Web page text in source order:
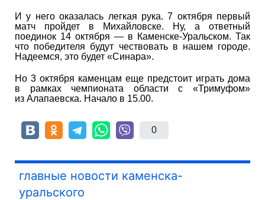
И у него оказалась легкая рука. 7 октября первый
матч пройдет в Михайловске. Ну, а ответный
поединок 14 октября — в Каменске-Уральском. Так
что победителя будут чествовать в нашем городе.
Надеемся, это будет «Синара».
Но 3 октября каменцам еще предстоит играть дома
в рамках чемпионата области с «Тримуфом»
из Алапаевска. Начало в 15.00.
0
главные новости каменска-
уральского